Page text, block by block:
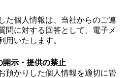
た個人情報は、当社からのご連
問に対する回答として、電子メ
用いたします。
示・提供の禁止
預かりした個人情報を適切に管